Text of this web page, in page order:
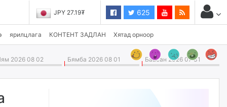
JPY 27.19₮ 625
ярилцлага КОНТЕНТ ЗАДЛАН Хятад орноор
2026 08 02 Бямба 2026 08 01 Баасан 2026 07 31